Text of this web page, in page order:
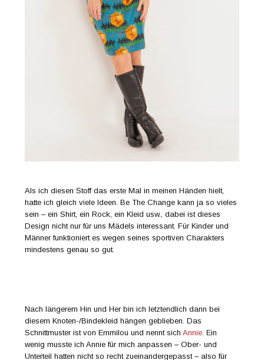
Als ich diesen Stoff das erste Mal in meinen Händen hielt,
hatte ich gleich viele Ideen. Be The Change kann ja so vieles
sein – ein Shirt, ein Rock, ein Kleid usw., dabei ist dieses
Design nicht nur für uns Mädels interessant. Für Kinder und
Männer funktioniert es wegen seines sportiven Charakters
mindestens genau so gut.
Nach längerem Hin und Her bin ich letztendlich dann bei
diesem Knoten-/Bindekleid hängen geblieben. Das
Schnittmuster ist von Emmilou und nennt sichAnnie . Ein
wenig musste ich Annie für mich anpassen – Ober- und
Unterteil hatten nicht so recht zueinandergepasst – also für